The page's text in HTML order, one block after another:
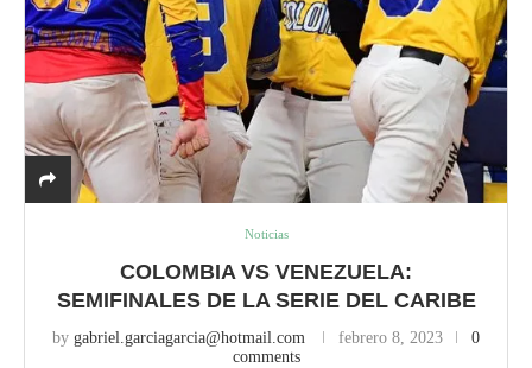
Noticias
COLOMBIA VS VENEZUELA:
SEMIFINALES DE LA SERIE DEL CARIBE
by gabriel.garciagarcia@hotmail.com febrero 8, 2023
0
comments